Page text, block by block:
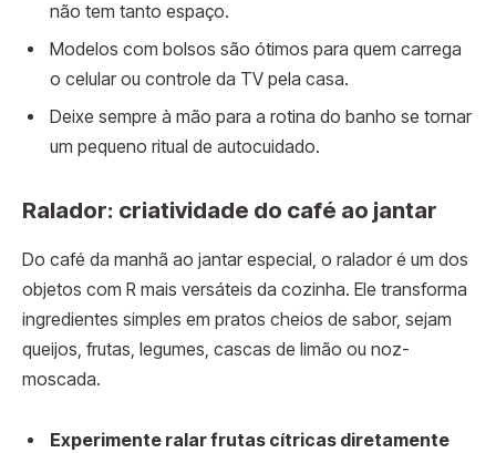
não tem tanto espaço.
Modelos com bolsos são ótimos para quem carrega
o celular ou controle da TV pela casa.
Deixe sempre à mão para a rotina do banho se tornar
um pequeno ritual de autocuidado.
Ralador: criatividade do café ao jantar
Do café da manhã ao jantar especial, o ralador é um dos
objetos com R mais versáteis da cozinha. Ele transforma
ingredientes simples em pratos cheios de sabor, sejam
queijos, frutas, legumes, cascas de limão ou noz-
moscada.
Experimente ralar frutas cítricas diretamente